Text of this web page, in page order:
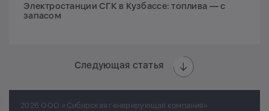
Электростанции СГК в Кузбассе: топлива — с
запасом
Следующая статья
2026 ООО «Сибирская генерирующая компания»